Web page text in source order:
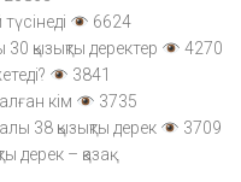
6624
қызықты деректер
4270
3841
кім
3735
38 қызықты дерек
3709
дерек – қазақ